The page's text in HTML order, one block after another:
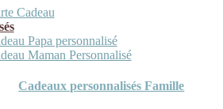
Cadeau
Papa personnalisé
Maman Personnalisé
Cadeaux personnalisés Famille